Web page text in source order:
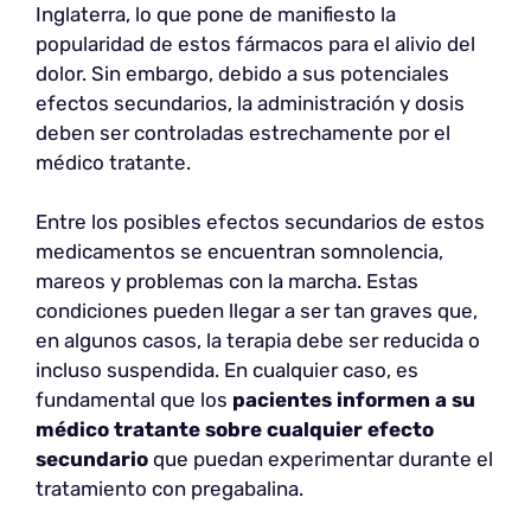
Inglaterra, lo que pone de manifiesto la
popularidad de estos fármacos para el alivio del
dolor. Sin embargo, debido a sus potenciales
efectos secundarios, la administración y dosis
deben ser controladas estrechamente por el
médico tratante.
Entre los posibles efectos secundarios de estos
medicamentos se encuentran somnolencia,
mareos y problemas con la marcha. Estas
condiciones pueden llegar a ser tan graves que,
en algunos casos, la terapia debe ser reducida o
incluso suspendida. En cualquier caso, es
fundamental que los pacientes informen a su
médico tratante sobre cualquier efecto
secundario que puedan experimentar durante el
tratamiento con pregabalina.